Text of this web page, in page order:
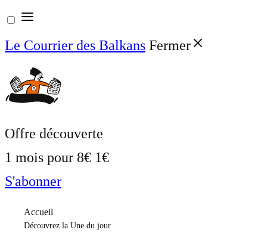
Aller
au
contenu
Le Courrier des Balkans Fermer
Offre découverte
1 mois pour 8€ 1€
S'abonner
Accueil
Découvrez la Une du jour